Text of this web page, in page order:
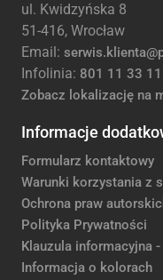
ul. Kwidzyńska 8
51-416, Wrocław
Email:
Infolinia: 801 11 33 11
Zobacz lokalizację na
Informacje
Formularz kontaktowy
Warunki korzystania z
Ochrona praw
Polityka Prywatności
Klauzula informacyjna
Informacja o kolorach